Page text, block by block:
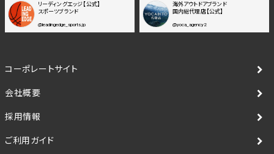
リーディングエッジ【公式】
スポーツブランド
@leadingedge_sports.jp
海外アウトドアブランド
国内総代理店【公式】
@yoca_agency2
コーポレートサイト
会社概要
採用情報
ご利用ガイド